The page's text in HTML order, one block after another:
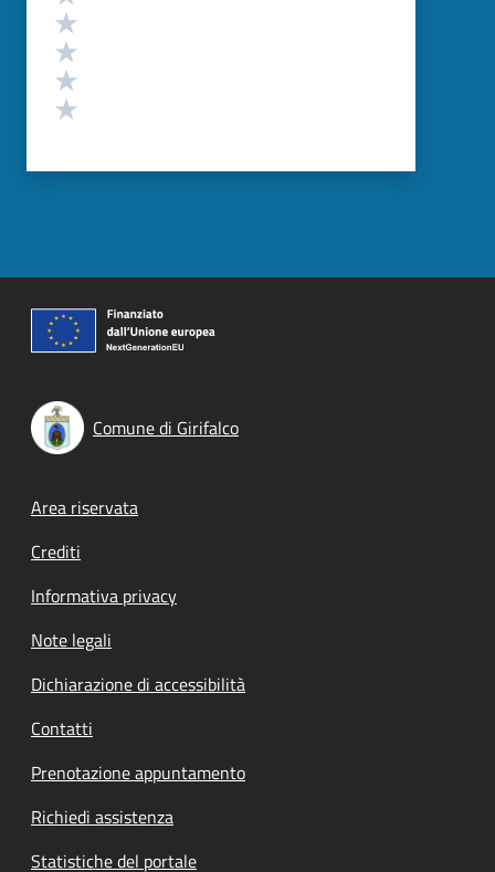
Comune di Girifalco
Footer menu
Area riservata
Crediti
Informativa privacy
Note legali
Dichiarazione di accessibilità
Contatti
Prenotazione appuntamento
Richiedi assistenza
Statistiche del portale